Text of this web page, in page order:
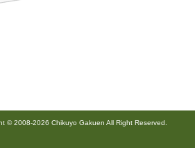
© 2008-2026 Chikuyo Gakuen All Right Reserved.